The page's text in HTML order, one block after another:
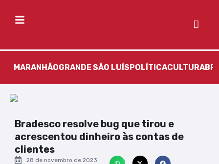
MARANHÃOGRANDE SÃO LUÍSPOLÍTICACULTURA
Bradesco resolve bug que tirou e
acrescentou dinheiro às contas de
clientes
28 de novembro de 2023